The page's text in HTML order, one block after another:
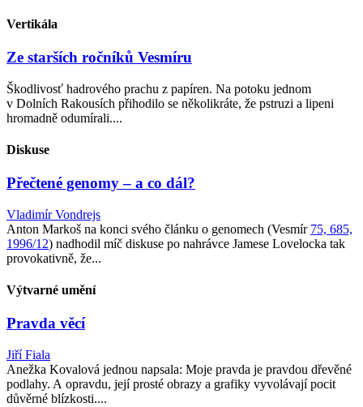
Vertikála
Ze starších ročníků Vesmíru
Škodlivosť hadrového prachu z papíren. Na potoku jednom
v Dolních Rakousích přihodilo se několikráte, že pstruzi a lipeni
hromadně odumírali....
Diskuse
Přečtené genomy – a co dál?
Vladimír Vondrejs
Anton Markoš na konci svého článku o genomech (Vesmír 75, 685,
1996/12) nadhodil míč diskuse po nahrávce Jamese Lovelocka tak
provokativně, že...
Výtvarné umění
Pravda věcí
Jiří Fiala
Anežka Kovalová jednou napsala: Moje pravda je pravdou dřevěné
podlahy. A opravdu, její prosté obrazy a grafiky vyvolávají pocit
důvěrné blízkosti....